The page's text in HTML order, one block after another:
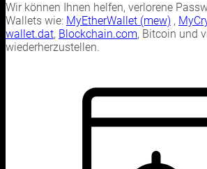
Wir können Ihnen helfen, verlorene
Wallets wie: MyEtherWallet (mew) ,
wallet.dat, Blockchain.com, Bitcoin und
wiederherzustellen.